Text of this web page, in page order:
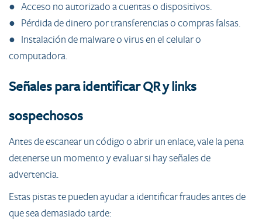
● Acceso no autorizado a cuentas o dispositivos.
● Pérdida de dinero por transferencias o compras falsas.
● Instalación de malware o virus en el celular o
computadora.
Señales para identificar QR y links
sospechosos
Antes de escanear un código o abrir un enlace, vale la pena
detenerse un momento y evaluar si hay señales de
advertencia.
Estas pistas te pueden ayudar a identificar fraudes antes de
que sea demasiado tarde: